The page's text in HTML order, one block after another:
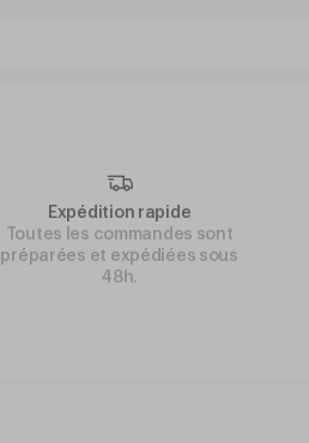
Expédition rapide
Toutes les commandes sont
préparées et expédiées sous
48h.